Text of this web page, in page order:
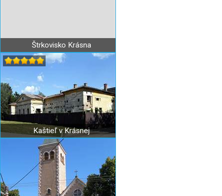
Štrkovisko Krásna
Kaštieľ v Krásnej